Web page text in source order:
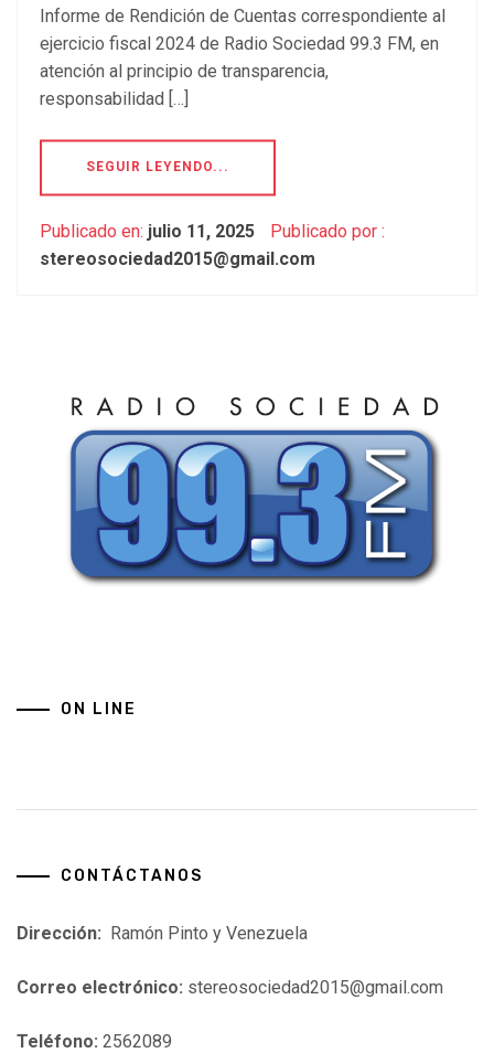
Informe de Rendición de Cuentas correspondiente al
ejercicio fiscal 2024 de Radio Sociedad 99.3 FM, en
atención al principio de transparencia,
responsabilidad […]
SEGUIR LEYENDO...
Publicado en: julio 11, 2025
Publicado por :
stereosociedad2015@gmail.com
ON LINE
CONTÁCTANOS
Dirección: Ramón Pinto y Venezuela
Correo electrónico: stereosociedad2015@gmail.com
Teléfono: 2562089